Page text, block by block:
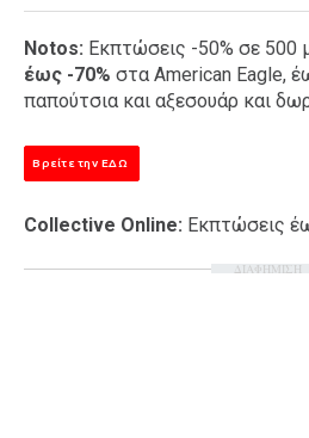
Notos: Εκπτώσεις -50% σε 500
έως -70% στα American Eagle,
παπούτσια και αξεσουάρ και
Βρείτε την ΕΔΩ
Collective Online: Εκπτώσεις
ΔΙΑΦΗΜΙΣΗ